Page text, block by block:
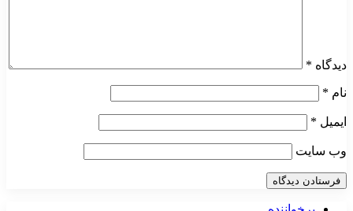
دیدگاه *
نام *
ایمیل *
وب‌ سایت